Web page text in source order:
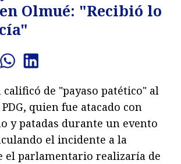
Olmué: "Recibió lo
de "payaso patético" al
quien fue atacado con
y patadas durante un evento
el incidente a la
el parlamentario realizaría de